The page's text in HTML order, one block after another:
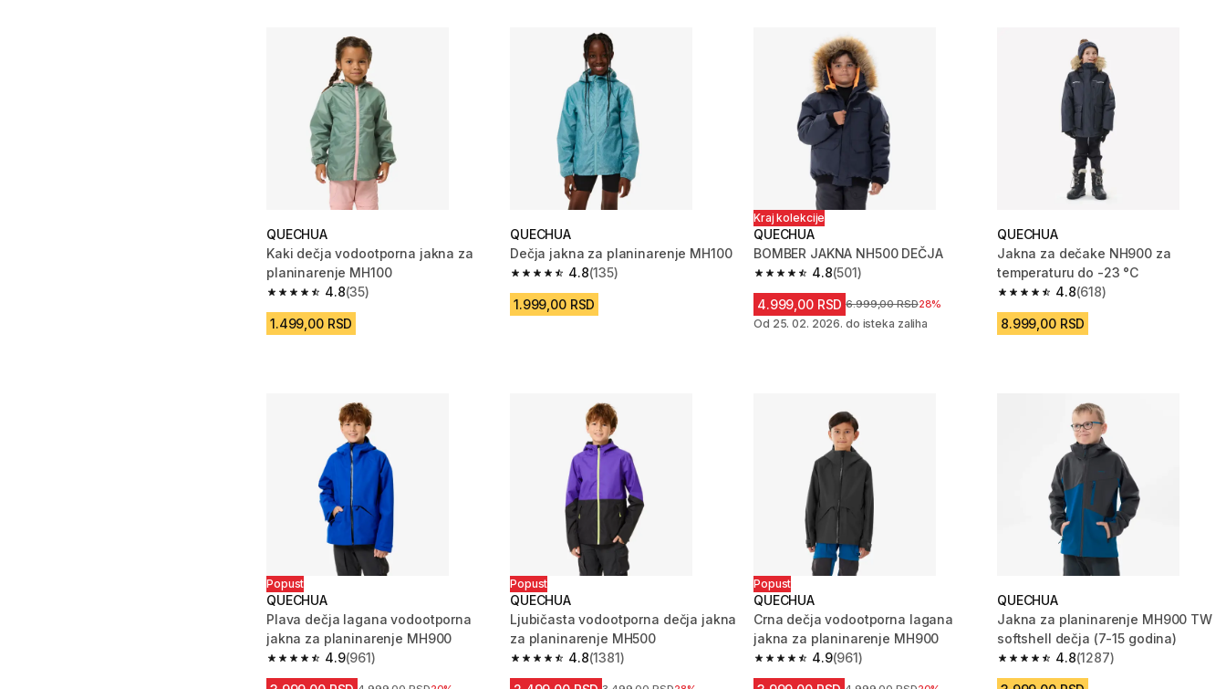
QUECHUA
Kaki dečja vodootporna jakna za
planinarenje MH100
4.8
4.8 od 5 zvezdica from 35 Recenzije
(35)
1.499,00 RSD
QUECHUA
Dečja jakna za planinarenje MH100
4.8
4.8 od 5 zvezdica from 135 Recenzije
(135)
1.999,00 RSD
Kraj kolekcije
QUECHUA
BOMBER JAKNA NH500 DEČJA
4.8
4.8 od 5 zvezdica from 501 Recenzije
(501)
4.999,00 RSD Cena pre sniženja
6.999,00 RSD28%
Od 25. 02. 2026. do isteka zaliha
QUECHUA
Jakna za dečake NH900 za
temperaturu do -23 °C
4.8
4.8 od 5 zvezdica from 618
(618)
8.999,00 RSD
Popust
QUECHUA
Plava dečja lagana vodootporna
jakna za planinarenje MH900
4.9
4.9 od 5 zvezdica from 961 Recenzije
(961)
Popust
QUECHUA
Ljubičasta vodootporna dečja jakna
za planinarenje MH500
4.8
4.8 od 5 zvezdica from 1381 Recenzije
(1381)
Popust
QUECHUA
Crna dečja vodootporna lagana
jakna za planinarenje MH900
4.9
4.9 od 5 zvezdica from 961 Recenzije
(961)
QUECHUA
Jakna za planinarenje MH900 TW
softshell dečja (7-15 godina)
4.8
4.8 od 5 zvezdica from 1287
(1287)